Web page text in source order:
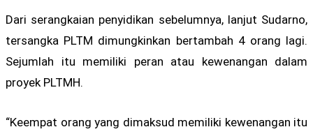
Dari serangkaian penyidikan sebelumnya, lanjut Sudarno,
tersangka PLTM dimungkinkan bertambah 4 orang lagi.
Sejumlah itu memiliki peran atau kewenangan dalam
proyek PLTMH.
“Keempat orang yang dimaksud memiliki kewenangan itu